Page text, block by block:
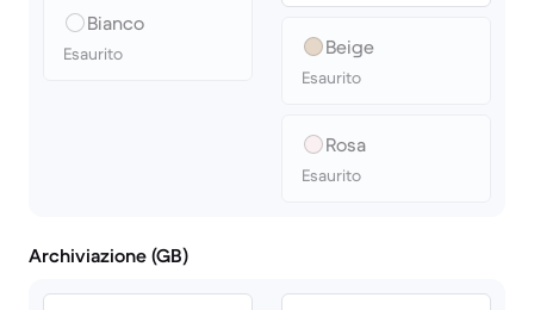
Bianco
Esaurito Beige
Esaurito
Rosa
Esaurito
Archiviazione (GB)